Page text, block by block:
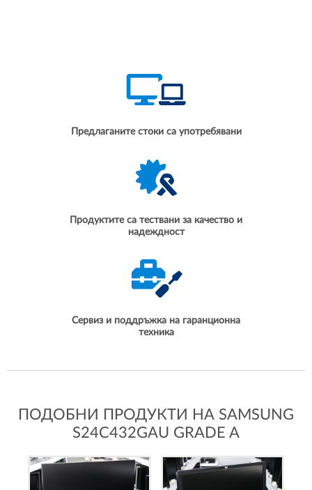
Предлаганите стоки са употребявани
Продуктите са тествани за качество и
надеждност
Сервиз и поддръжка на гаранционна
техника
ПОДОБНИ ПРОДУКТИ НА SAMSUNG
S24C432GAU GRADE A